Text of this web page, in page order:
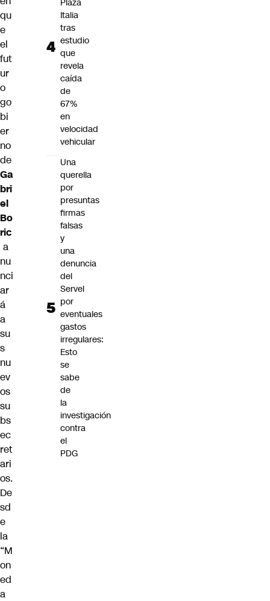
qu
e
el
fut
ur
o
go
bi
er
no
de
Ga
bri
el
Bo
ric
a
nu
nci
ar
á
a
su
s
nu
ev
os
su
bs
ec
ret
ari
os.
De
sd
e
la
“M
on
ed
a
Plaza
Italia
tras
estudio
que
revela
caída
de
67%
en
velocidad
vehicular
Una
querella
por
presuntas
firmas
falsas
y
una
denuncia
del
Servel
por
eventuales
gastos
irregulares:
Esto
se
sabe
de
la
investigación
contra
el
PDG